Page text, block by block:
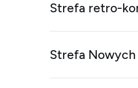
Strefa retro-
Strefa Nowych